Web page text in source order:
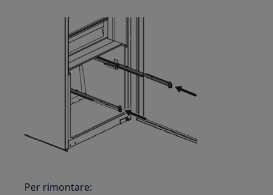
Per rimontare: